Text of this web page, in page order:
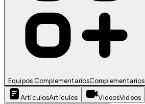
Equipos ComplementariosComplementarios
ArtículosArtículos VideosVideos